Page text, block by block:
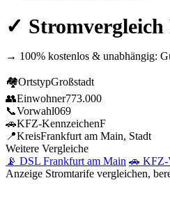
✓
→ 100% kostenlos & unabhängig:
🏘OrtstypGroßstadt
👥Einwohner773.000
📞Vorwahl069
🚗KFZ-KennzeichenF
📍KreisFrankfurt am Main, Stadt
Weitere Vergleiche
📡 DSL Frankfurt am Main 🚗 KFZ-
Anzeige Stromtarife vergleichen,